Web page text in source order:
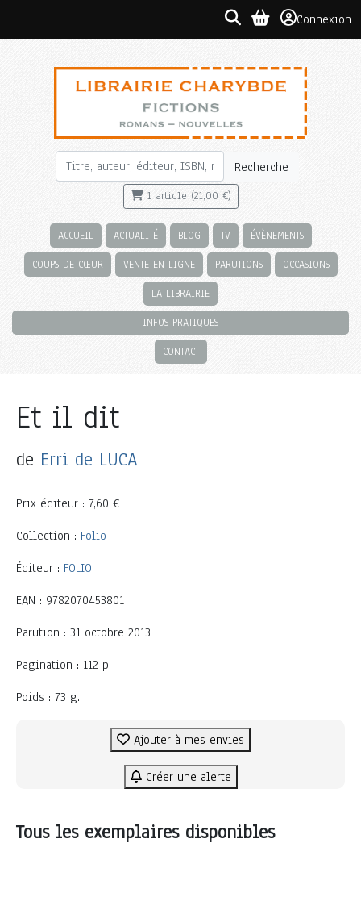
Connexion
Recherche
1 article (21,00 €)
ACCUEIL ACTUALITÉ BLOG TV ÉVÈNEMENTS
COUPS DE CŒUR VENTE EN LIGNE PARUTIONS OCCASIONS
LA LIBRAIRIE
INFOS PRATIQUES
CONTACT
Et il dit
de Erri de LUCA
Prix éditeur : 7,60 €
Collection : Folio
Éditeur : FOLIO
EAN : 9782070453801
Parution : 31 octobre 2013
Pagination : 112 p.
Poids : 73 g.
Ajouter à mes envies
Créer une alerte
Tous les exemplaires disponibles